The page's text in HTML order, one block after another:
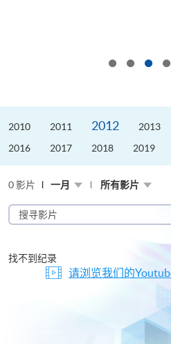
2010 2011 2012 2013
2016
2017 2018 2019
0 影片 一月 所有影片
搜
寻
片
找不到纪录
请浏览我们的